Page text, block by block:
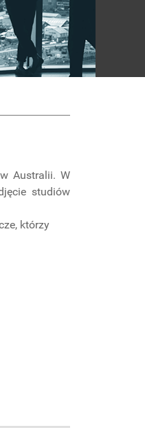
Australii. W
studiów
którzy